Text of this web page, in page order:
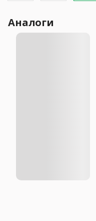
Аналоги